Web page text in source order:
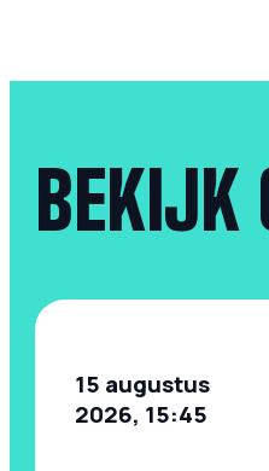
BEKIJK
15 augustus
2026, 15:45